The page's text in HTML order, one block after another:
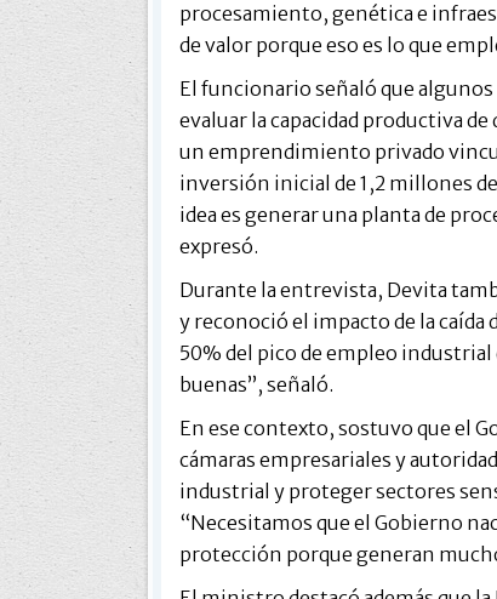
procesamiento, genética e
de valor porque eso es lo que
El funcionario señaló que
evaluar la capacidad productiva
un emprendimiento privado
inversión inicial de 1,2 millones
idea es generar una planta de
expresó.
Durante la entrevista, Devita
y reconoció el impacto de la caída
50% del pico de empleo
buenas”, señaló.
En ese contexto, sostuvo que el
cámaras empresariales y
industrial y proteger sectores
“Necesitamos que el Gobierno
protección porque generan